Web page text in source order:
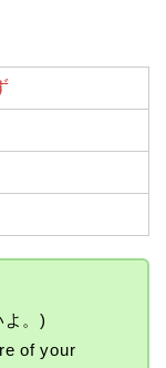
よ。)
of your